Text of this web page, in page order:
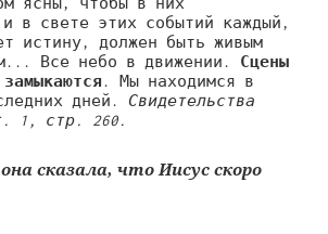
в свете этих событий каждый,
истину, должен быть живым
Все небо в движении. Сцены
. Мы находимся в
дней. Свидетельства
1, стр. 260.
она сказала, что Иисус скоро